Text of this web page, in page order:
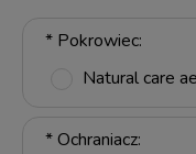
* Pokrowiec:
Natural care
*Ochraniacz: